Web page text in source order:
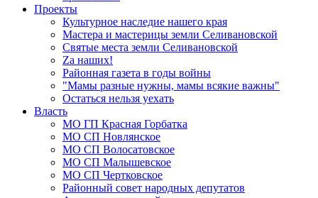
Проекты
Культурное наследие нашего края
Мастера и мастерицы земли Селивановской
Святые места земли Селивановской
Zа наших!
Районная газета в годы войны
"Мамы разные нужны, мамы всякие важны"
Остаться нельзя уехать
Власть
МО ГП Красная Горбатка
МО СП Новлянское
МО СП Волосатовское
МО СП Малышевское
МО СП Чертковское
Районный совет народных депутатов